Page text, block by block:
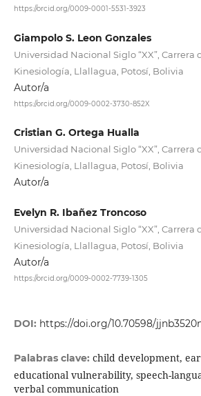
https://orcid.org/0009-0001-5531-3923
Giampolo S. Leon Gonzales
Universidad Nacional Siglo “XX”, Carrera
Kinesiología, Llallagua, Potosí, Bolivia
Autor/a
https://orcid.org/0009-0002-3730-852X
Cristian G. Ortega Hualla
Universidad Nacional Siglo “XX”, Carrera
Kinesiología, Llallagua, Potosí, Bolivia
Autor/a
Evelyn R. Ibañez Troncoso
Universidad Nacional Siglo “XX”, Carrera
Kinesiología, Llallagua, Potosí, Bolivia
Autor/a
https://orcid.org/0009-0002-7739-1305
DOI: https://doi.org/10.70598/
Palabras clave: child development,
educational vulnerability, speech-
verbal communication